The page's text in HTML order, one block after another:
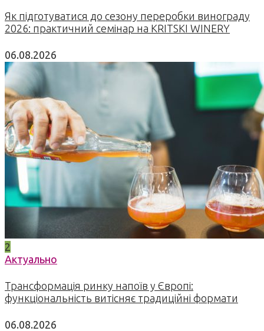
Як підготуватися до сезону переробки винограду
2026: практичний семінар на KRITSKI WINERY
06.08.2026
2
Актуально
Трансформація ринку напоїв у Європі:
функціональність витісняє традиційні формати
06.08.2026